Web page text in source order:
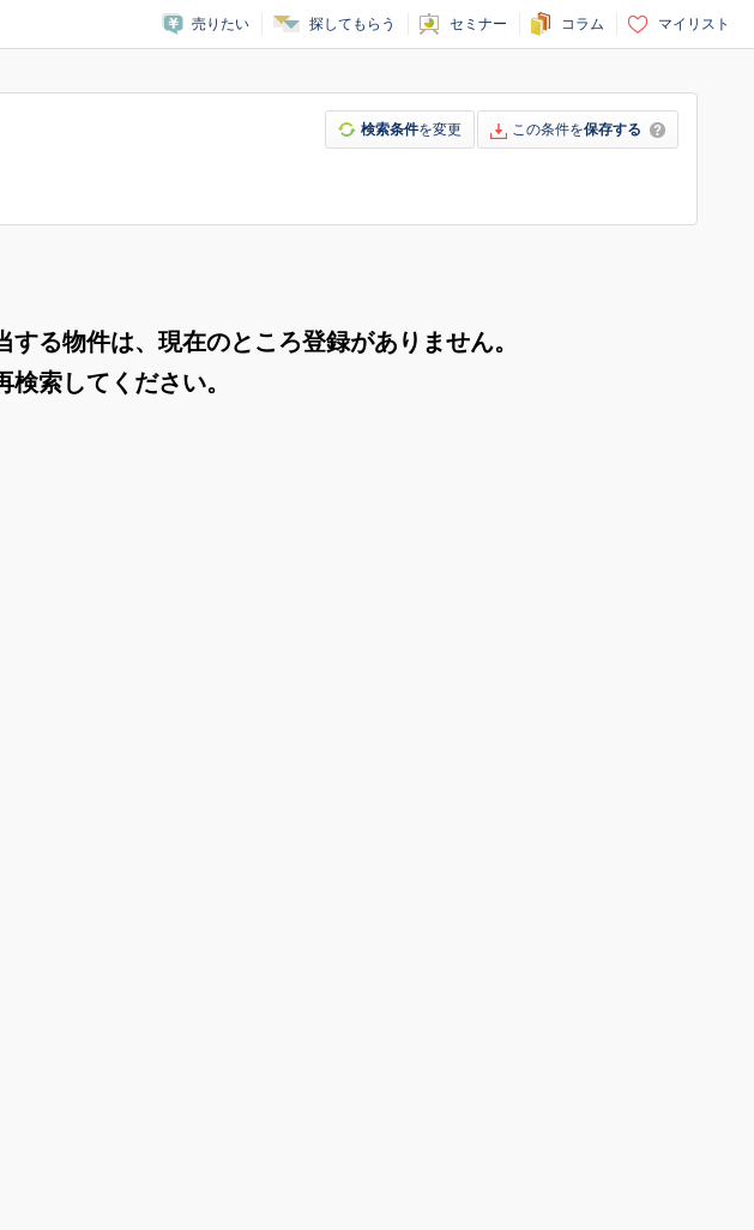
売りたい 探してもらう セミナー コラム マイリスト
検索条件を変更 この条件を保存する
する物件は、現在のところ登録がありません。
索してください。